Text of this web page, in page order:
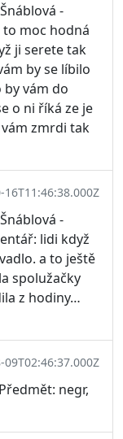
-
to moc hodná
ji serete tak
by se líbilo
by vám do
o ni říká ze je
zmrdi tak
-
lidi když
a to ještě
spolužačky
z hodiny…
negr,